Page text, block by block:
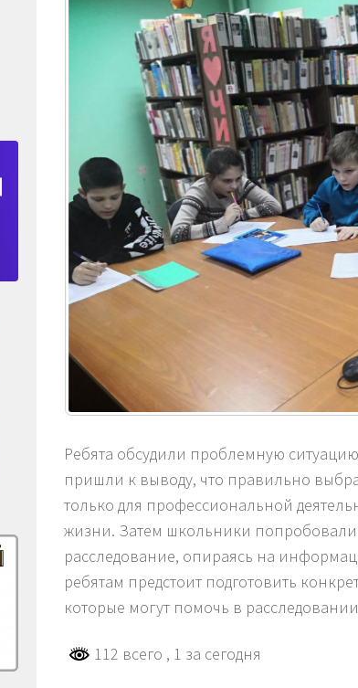
Ребята обсудили проблемную
пришли к выводу, что правильно
только для профессиональной
жизни. Затем школьники попробовали
расследование, опираясь на
ребятам предстоит подготовить
которые могут помочь в
112 всего , 1 за сегодня